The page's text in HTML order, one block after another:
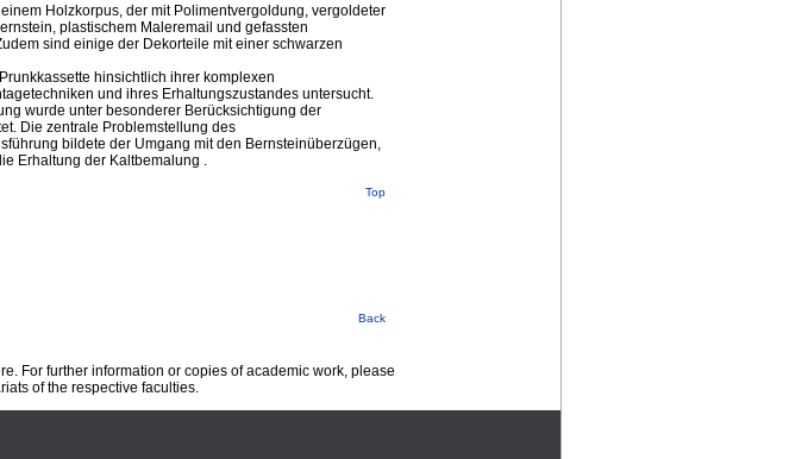
Holzkorpus, der mit Polimentvergoldung, vergoldeter
plastischem Maleremail und gefassten
sind einige der Dekorteile mit einer schwarzen
hinsichtlich ihrer komplexen
und ihres Erhaltungszustandes untersucht.
wurde unter besonderer Berücksichtigung der
Die zentrale Problemstellung des
bildete der Umgang mit den Bernsteinüberzügen,
Erhaltung der Kaltbemalung .
Top
Back
For further information or copies of academic work, please
of the respective faculties.